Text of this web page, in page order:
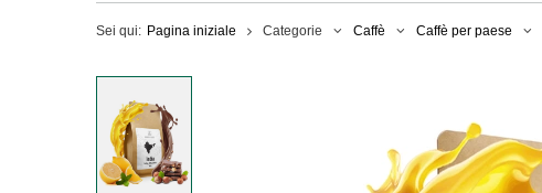
Sei qui: Pagina iniziale Categorie Caffè Caffè per paese